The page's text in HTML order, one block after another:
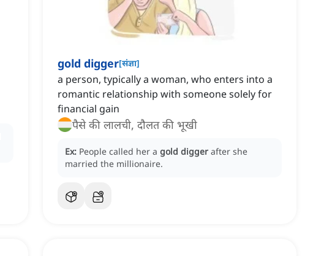
gold digger[संज्ञा]
a person, typically a woman, who enters into a
romantic relationship with someone solely for
financial gain
पैसे की लालची, दौलत की भूखी
Ex: People called her a gold digger after she
married the millionaire.